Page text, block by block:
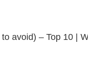
avoid) – Top 10 |